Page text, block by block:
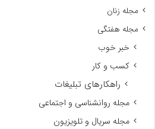
مجله زنان
مجله هفتگی
خبر خوب
کسب و کار
راهکارهای تبلیغات
مجله روانشناسی و اجتماعی
مجله سریال و تلویزیون